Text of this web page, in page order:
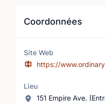
Coordonnées
Site Web
https://
Lieu
151 Empire Ave.